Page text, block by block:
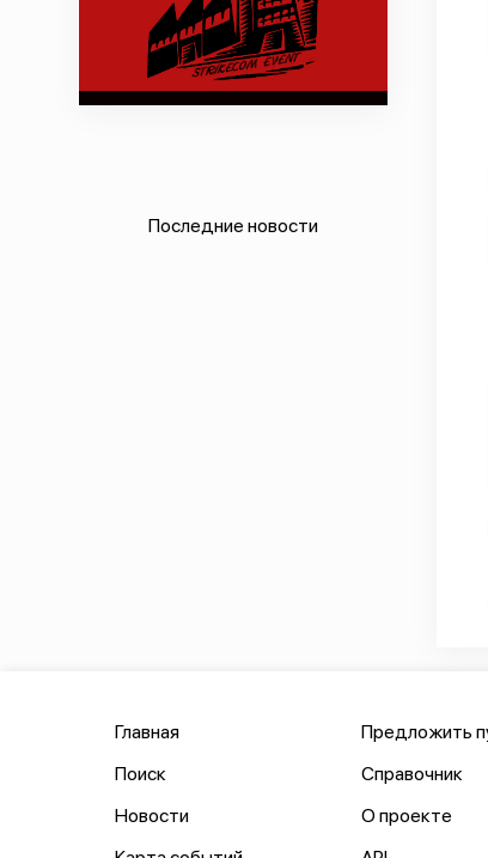
Последние новости
Главная
Поиск
Новости
Предложить
Справочник
О проекте